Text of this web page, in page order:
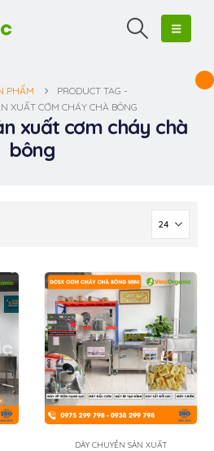
PHẨM
PRODUCT TAG -
XUẤT CƠM CHÁY CHÀ BÔNG
xuất cơm cháy chà
bông
DÂY CHUYỀN SẢN XUẤT